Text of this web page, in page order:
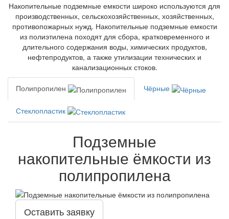
Накопительные подземные емкости широко используются для
производственных, сельскохозяйственных, хозяйственных,
противопожарных нужд. Накопительные подземные емкости
из полиэтилена походят для сбора, кратковременного и
длительного содержания воды, химических продуктов,
нефтепродуктов, а также утилизации технических и
канализационных стоков.
Полипропилен Чёрные
Стеклопластик
Подземные
накопительные ёмкости из
полипропилена
Оставить заявку